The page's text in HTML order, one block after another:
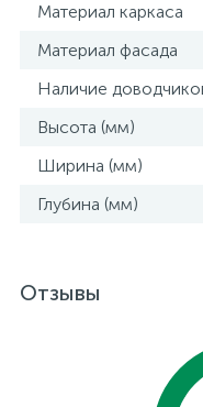
Материал каркаса
Материал фасада
Наличие
Высота (мм)
Ширина (мм)
Глубина (мм)
Отзывы